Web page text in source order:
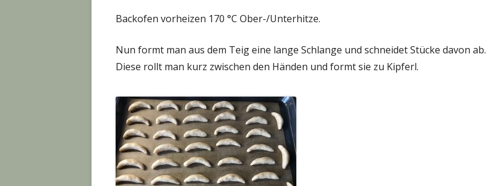
Backofen vorheizen 170 °C Ober-/Unterhitze.
Nun formt man aus dem Teig eine lange Schlange und schneidet Stücke davon ab.
Diese rollt man kurz zwischen den Händen und formt sie zu Kipferl.